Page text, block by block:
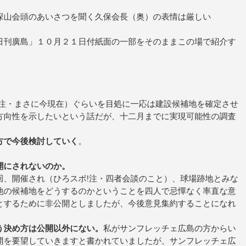
会頭のあいさつを聞く久保会長（奥）の表情は厳しい
廣島」１０月２１日付紙面の一部をそのままこの場で紹介す
まさに今現在）ぐらいを目処に一応は建設候補地を確定させ
性を示したいという話だが、十二月までに実現可能性の調査
で今後検討していく 。
されないのか。
開催され（ひろスポ!注・四者会談のこと）、球場跡地とみな
候補地をどうするのかということを四人で忌憚なく率直な意
るために非公開としましたが、今後意見集約することになれ
め方は公開以外にない。 私がサンフレッチェ広島の方からい
要望していきますと書かれていましたが、サンフレッチェ広